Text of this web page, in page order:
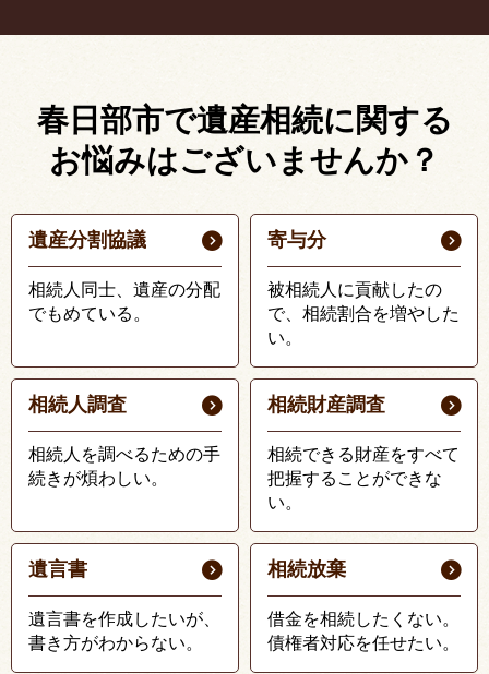
春日部市で遺産相続に関する
お悩みはございませんか？
遺産分割協議
相続人同士、遺産の分配
でもめている。
寄与分
被相続人に貢献したの
で、相続割合を増やした
い。
相続人調査
相続人を調べるための手
続きが煩わしい。
相続財産調査
相続できる財産をすべて
把握することができな
い。
遺言書
遺言書を作成したいが、
書き方がわからない。
相続放棄
借金を相続したくない。
債権者対応を任せたい。